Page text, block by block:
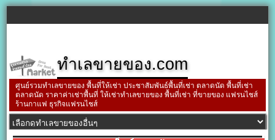
ทำเลขายของ.com
ศูนย์รวมทำเลขายของ พื้นที่ให้เช่า ประชาสัมพันธ์พื้นที่เช่า ตลาดนัด พื้นที่เช่า
ตลาดนัด ราคาค่าเช่าพื้นที่ ให้เช่าทำเลขายของ พื้นที่เช่า ที่ขายของ แฟรนไชส์
ร้านกาแฟ ธุรกิจแฟรนไชส์